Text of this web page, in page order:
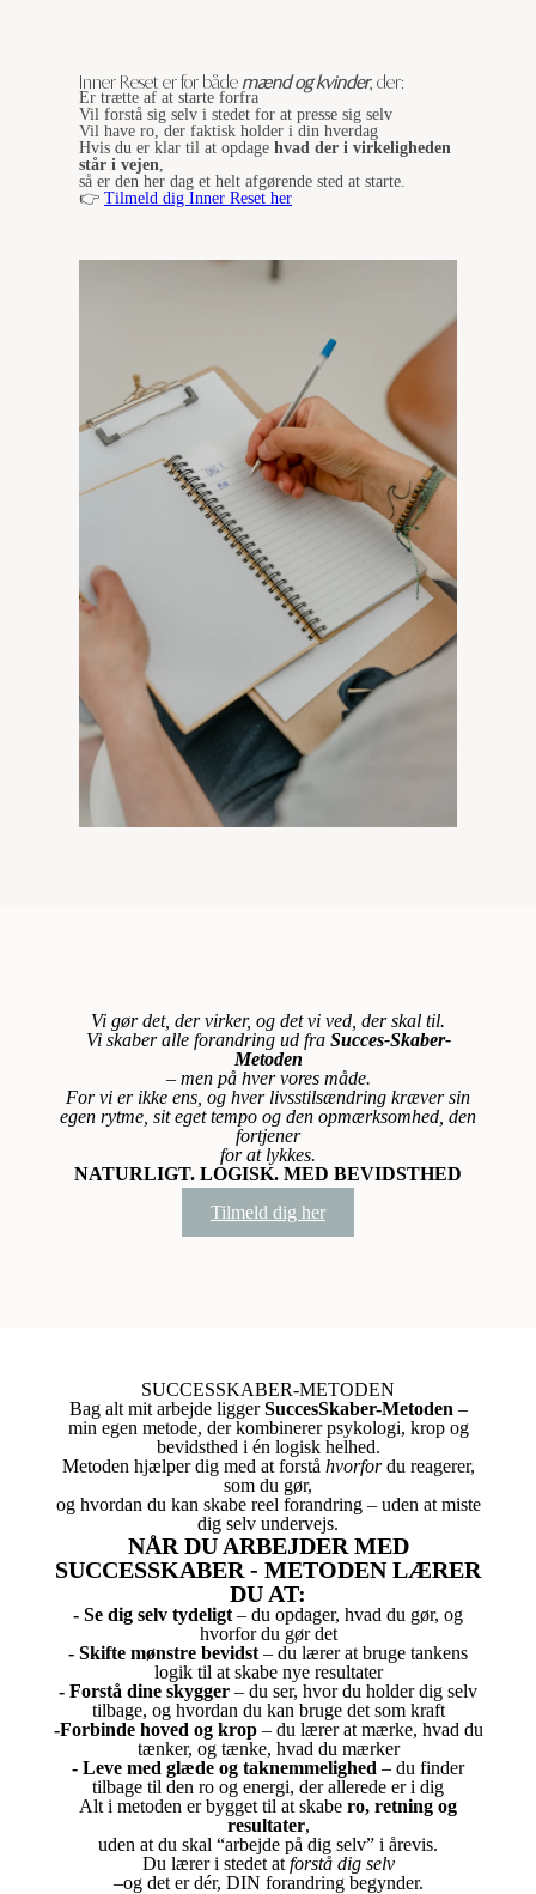
Inner Reset er for bådemænd og kvinder, der:
Er trætte af at starte forfra
Vil forstå sig selv i stedet for at presse sig selv
Vil have ro, der faktisk holder i din hverdag
Hvis du er klar til at opdage hvad der i virkeligheden
står i vejen
så er den her dag et helt afgørende sted at starte.
👉 Tilmeld dig Inner Reset her
Vi gør det, der virker, og det vi ved, der skal til.
Vi skaber alle forandring ud fraSucces-Skaber-
Metoden
– men på hver vores måde.
For vi er ikke ens, og hver livsstilsændring kræver sin
egen rytme, sit eget tempo og den opmærksomhed, den
fortjener
for at lykkes.
NATURLIGT. LOGISK. MED BEVIDSTHED
Tilmeld dig her
SUCCESSKABER-METODEN
Bag alt mit arbejde liggerSuccesSkaber-Metoden –
min egen metode, der kombinerer psykologi, krop og
bevidsthed i én logisk helhed.
Metoden hjælper dig med at forstå hvorfordu reagerer,
som du gør,
og hvordan du kan skabe reel forandring – uden at miste
dig selv undervejs.
NÅR DU ARBEJDER MED
SUCCESSKABER - METODEN LÆRER
DU AT:
- Se dig selv tydeligt – du opdager, hvad du gør, og
hvorfor du gør det
- Skifte mønstre bevidst – du lærer at bruge tankens
logik til at skabe nye resultater
- Forstå dine skygger – du ser, hvor du holder dig selv
tilbage, og hvordan du kan bruge det som kraft
-Forbinde hoved og krop– du lærer at mærke, hvad du
tænker, og tænke, hvad du mærker
- Leve med glæde og taknemmelighed – du finder
tilbage til den ro og energi, der allerede er i dig
Alt i metoden er bygget til at skabe ro, retning og
resultater,
uden at du skal “arbejde på dig selv” i årevis.
Du lærer i stedet at forstå dig selv
–og det er dér, DIN forandring begynder.